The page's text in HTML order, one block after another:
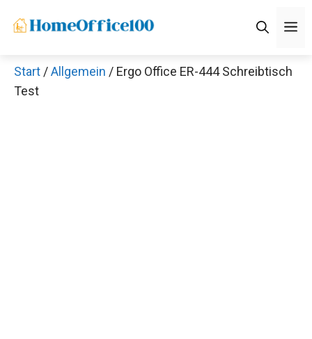
Inhalt
Start /Allgemein / Ergo Office ER-444 Schreibtisch
Test